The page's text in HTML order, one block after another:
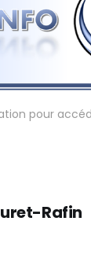
pour
Rafin